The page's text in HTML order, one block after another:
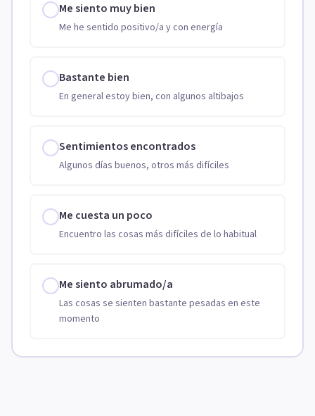
Me siento muy bien
Me he sentido positivo/a y con energía
Bastante bien
En general estoy bien, con algunos altibajos
Sentimientos encontrados
Algunos días buenos, otros más difíciles
Me cuesta un poco
Encuentro las cosas más difíciles de lo habitual
Me siento abrumado/a
Las cosas se sienten bastante pesadas en este
momento